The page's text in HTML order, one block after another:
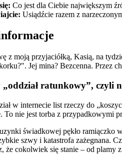
Co jest dla Ciebie największym
Usiądźcie razem z
z moją przyjaciółką, Kasią, na
Jej mina? Bezcenna. Przez
ratunkowy”, czyli
w internecie list rzeczy do
To nie jest torba z przypadkowymi
świadkowej pękło ramiączko
szwy i katastrofa zażegnana.
że cokolwiek się stanie – od plamy